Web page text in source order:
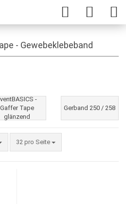
- Gewebeklebeband
-
Gaffer Tape
glänzend
Gerband 250 / 258
32 pro Seite